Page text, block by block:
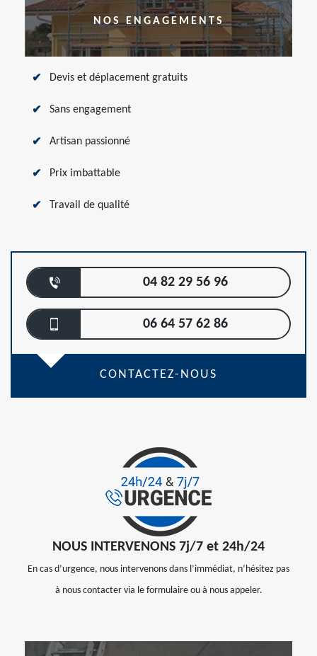
NOS ENGAGEMENTS
Devis et déplacement gratuits
Sans engagement
Artisan passionné
Prix imbattable
Travail de qualité
04 82 29 56 96
06 64 57 62 86
CONTACTEZ-NOUS
NOUS INTERVENONS 7j/7 et 24h/24
En cas d’urgence, nous intervenons dans l’immédiat, n’hésitez pas
à nous contacter via le formulaire ou à nous appeler.